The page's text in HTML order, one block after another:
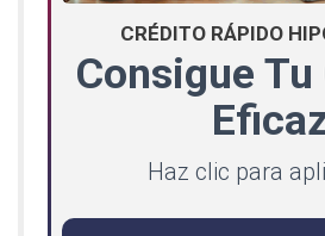
CRÉDITO RÁPIDO
Consigue
Haz clic para